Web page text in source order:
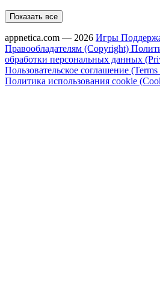
Показать все
appnetica.com — 2026 Игры
Правообладателям (Copyright)
обработки персональных данных
Пользовательское соглашение
Политика использования cookie